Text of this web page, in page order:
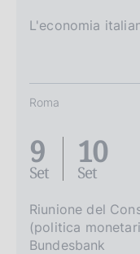
L'economia
Roma
9
Set
10
Set
Riunione del
(politica
Bundesbank